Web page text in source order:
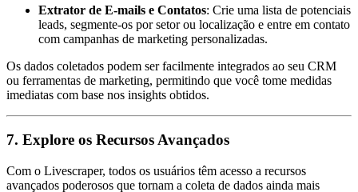
Extrator de E-mails e Contatos: Crie uma lista de potenciais
leads, segmente-os por setor ou localização e entre em contato
com campanhas de marketing personalizadas.
Os dados coletados podem ser facilmente integrados ao seu CRM
ou ferramentas de marketing, permitindo que você tome medidas
imediatas com base nos insights obtidos.
7. Explore os Recursos Avançados
Com o Livescraper, todos os usuários têm acesso a recursos
avançados poderosos que tornam a coleta de dados ainda mais